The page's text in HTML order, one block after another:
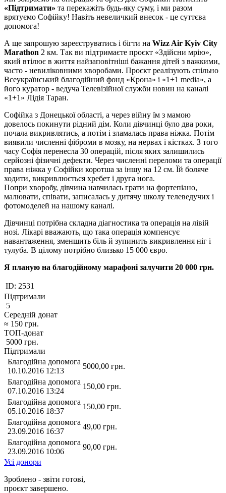
«Підтримати» та перекажіть будь-яку суму, і ми разом
врятуємо Софійку! Навіть невеличкий внесок - це суттєва
допомога!
А ще запрошую зареєструватись і бігти на Wizz Air Kyiv City
Marathon 2 км. Так ви підтримаєте проєкт «Здійсни мрію»,
який втілює в життя найзаповітніші бажання дітей з важкими,
часто - невиліковними хворобами. Проєкт реалізують спільно
Всеукраїнський благодійний фонд «Крона» і «1+1 media», а
його куратор - ведуча Телевізійної служби новин на каналі
«1+1» Лідія Таран.
Софійка з Донецької області, а через війну їм з мамою
довелось покинути рідний дім. Коли дівчинці було два роки,
почала викривлятись, а потім і зламалась права ніжка. Потім
виявили численні фіброми в мозку, на нервах і кістках. З того
часу Софія перенесла 30 операцій, після яких залишились
серйозні фізичні дефекти. Через численні переломи та операції
права ніжка у Софійки коротша за іншу на 12 см. Їй боляче
ходити, викривлюється хребет і друга нога.
Попри хворобу, дівчина навчилась грати на фортепіано,
малювати, співати, записалась у дитячу школу телеведучих і
фотомоделей на нашому каналі.
Дівчинці потрібна складна діагностика та операція на лівій
нозі. Лікарі вважають, що така операція компенсує
навантаження, зменшить біль й зупинить викривлення ніг і
тулуба. В цілому потрібно близько 15 000 євро.
Я планую на благодійному марафоні залучити 20 000 грн.
ID: 2531
Підтримали
5
Середній донат
≈ 150 грн.
ТОП-донат
5000 грн.
Підтримали
Благодійна допомога
10.10.2016 12:13
5000,00 грн.
Благодійна допомога
07.10.2016 13:24
150,00 грн.
Благодійна допомога
05.10.2016 18:37
150,00 грн.
Благодійна допомога
23.09.2016 16:37
49,00 грн.
Благодійна допомога
23.09.2016 10:06
90,00 грн.
Усі донори
Зроблено - звіти готові,
проєкт завершено.